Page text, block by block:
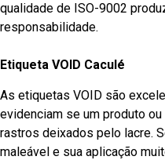
qualidade de ISO-9002
responsabilidade.
Etiqueta VOID Caculé
As etiquetas VOID são
evidenciam se um produto
rastros deixados pelo lacre.
maleável e sua aplicação